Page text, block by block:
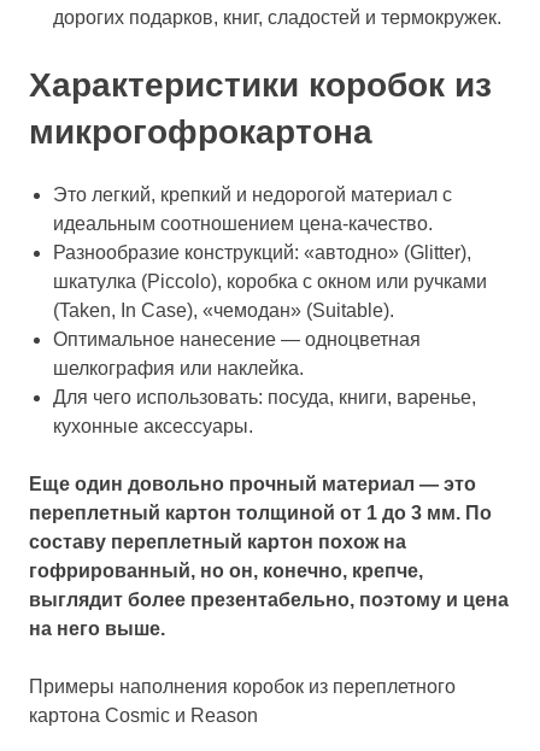
дорогих подарков, книг, сладостей и термокружек.
Характеристики коробок из
микрогофрокартона
Это легкий, крепкий и недорогой материал с
идеальным соотношением цена-качество.
Разнообразие конструкций: «автодно» (Glitter),
шкатулка (Piccolo), коробка с окном или ручками
(Taken, In Case), «чемодан» (Suitable).
Оптимальное нанесение — одноцветная
шелкография или наклейка.
Для чего использовать: посуда, книги, варенье,
кухонные аксессуары.
Еще один довольно прочный материал — это
переплетный картон толщиной от 1 до 3 мм. По
составу переплетный картон похож на
гофрированный, но он, конечно, крепче,
выглядит более презентабельно, поэтому и цена
на него выше.
Примеры наполнения коробок из переплетного
картона Cosmic и Reason